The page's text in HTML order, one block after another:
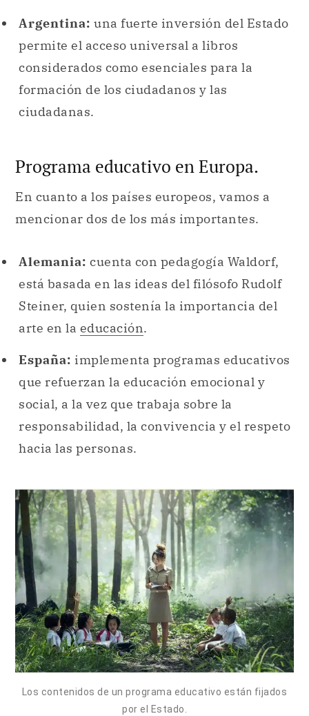
Argentina: una fuerte inversión del Estado
permite el acceso universal a libros
considerados como esenciales para la
formación de los ciudadanos y las
ciudadanas.
Programa educativo en Europa.
En cuanto a los países europeos, vamos a
mencionar dos de los más importantes.
Alemania: cuenta con pedagogía Waldorf,
está basada en las ideas del filósofo Rudolf
Steiner, quien sostenía la importancia del
arte en la educación.
España: implementa programas educativos
que refuerzan la educación emocional y
social, a la vez que trabaja sobre la
responsabilidad, la convivencia y el respeto
hacia las personas.
Los contenidos de un programa educativo están fijados
por el Estado.